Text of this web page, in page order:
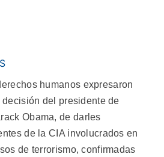
humanos expresaron
del presidente de
Obama, de darles
de la CIA involucrados en
de terrorismo, confirmadas